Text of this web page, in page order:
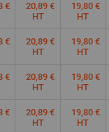
€
20,89 €
HT
19,80 €
HT
€
20,89 €
HT
19,80 €
HT
€
20,89 €
HT
19,80 €
HT
€
20,89 €
HT
19,80 €
HT